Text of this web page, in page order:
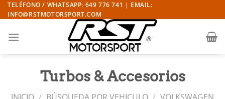
Saltar
al
TELÉFONO / WHATSAPP: 649 776 741 | EMAIL:
INFO@RSTMOTORSPORT.COM
Turbos & Accesorios